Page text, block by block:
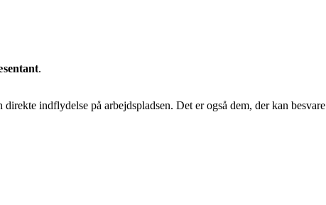
.
indflydelse på arbejdspladsen. Det er også dem, der kan